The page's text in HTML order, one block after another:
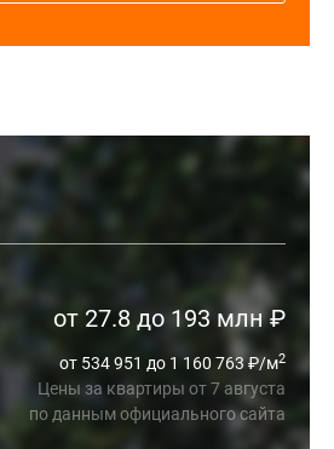
от 27.8 до 193 млн ₽
от 534 951 до 1 160 763₽/м2
Цены за квартиры от7 августа
по данным официального сайта